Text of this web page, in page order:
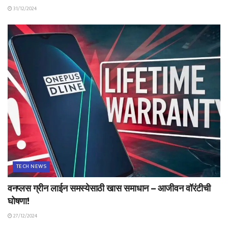
31/12/2024
TECH NEWS
वनप्लस ग्रीन लाईन समस्येसाठी खास समाधान – आजीवन वॉरंटीची
घोषणा!
27/12/2024